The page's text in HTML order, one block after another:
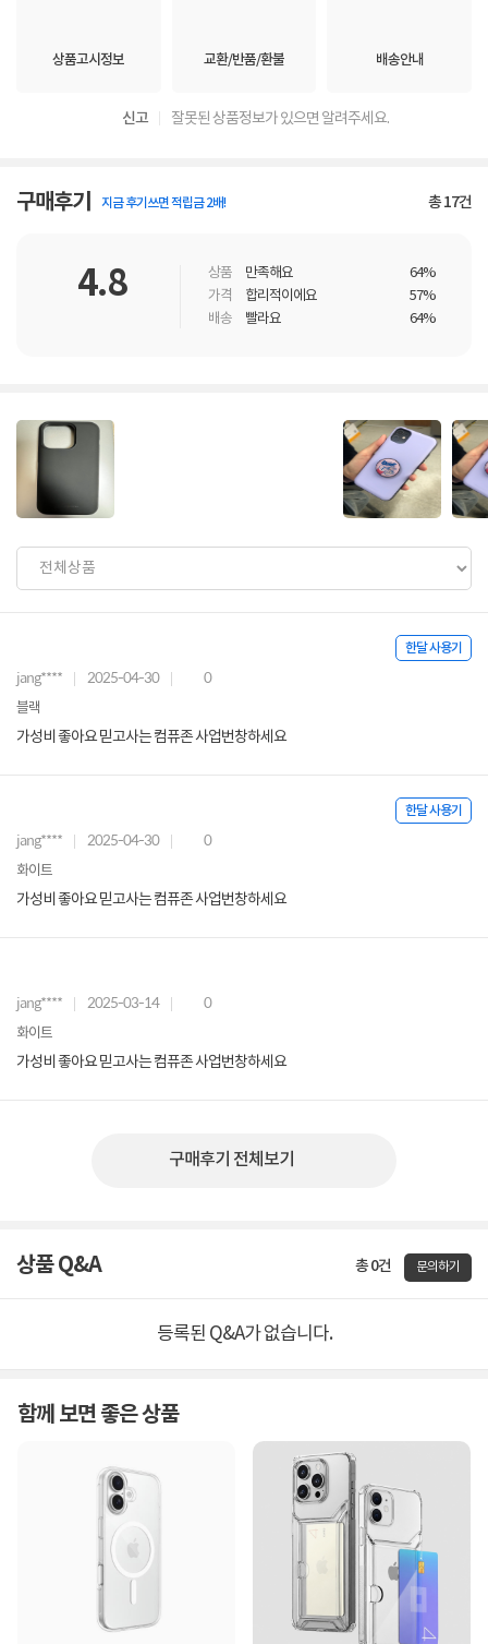
상품고시정보 교환/반품/환불 배송안내
신고 잘못된 상품정보가 있으면 알려주세요.
구매후기 지금 후기쓰면 적립금 2배! 총17건
4.8 상품 만족해요
64%
가격
합리적이에요
57%
배송
빨라요 64%
한달 사용기
jang**** 2025-04-30 0
블랙
가성비 좋아요 믿고사는 컴퓨존 사업번창하세요
한달 사용기
jang**** 2025-04-30 0
화이트
가성비 좋아요 믿고사는 컴퓨존 사업번창하세요
jang**** 2025-03-14 0
화이트
가성비 좋아요 믿고사는 컴퓨존 사업번창하세요
구매후기 전체보기
상품 Q&A 총 0건 문의하기
등록된 Q&A가 없습니다.
함께 보면 좋은 상품